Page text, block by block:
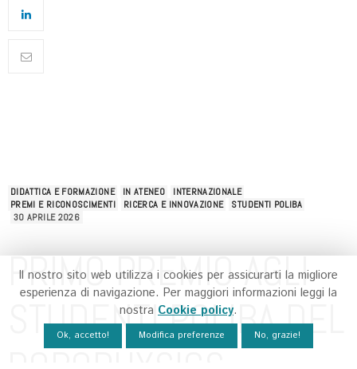
DIDATTICA E FORMAZIONE IN ATENEO
INTERNAZIONALE
PREMI E RICONOSCIMENTI
RICERCA E INNOVAZIONE
STUDENTI POLIBA
30 APRILE 2026
PRIMO PREMIO AGLI
STUDENTI POLIBA DEL
Il nostro sito web utilizza i cookies per assicurarti la migliore
esperienza di navigazione. Per maggiori informazioni leggi la
nostra Cookie policy.
Ok, accetto! Modifica preferenze No, grazie!